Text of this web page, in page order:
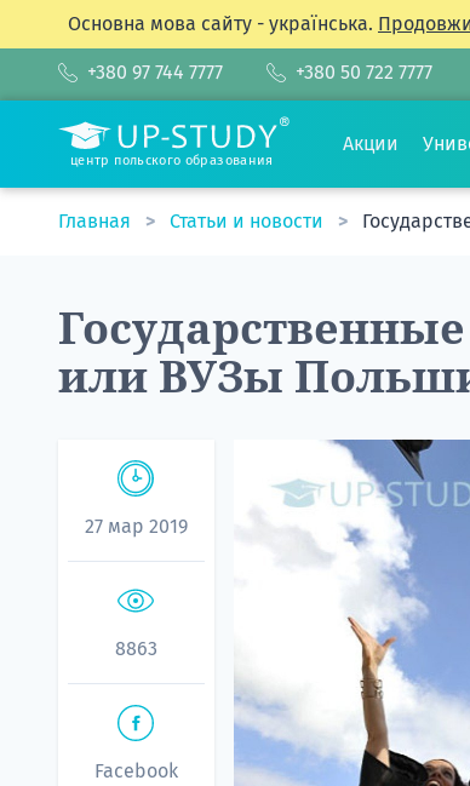
Основна мова сайту - українська.
+380 97 744 7777 +380 50 722 7777
центр польского образования
Акции
Главная Статьи и новости
или ВУЗы
27 мар 2019
8863
Facebook